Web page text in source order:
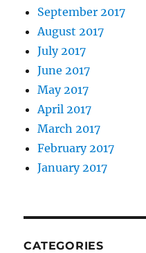
September 2017
August 2017
July 2017
June 2017
May 2017
April 2017
March 2017
February 2017
January 2017
CATEGORIES